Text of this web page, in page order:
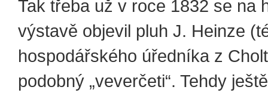
Tak třeba už v roce 1832 se na
výstavě objevil pluh J. Heinze
hospodářského úředníka z
podobný „veverčeti“. Tehdy